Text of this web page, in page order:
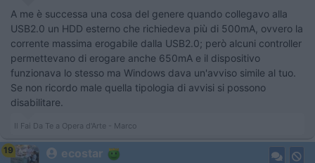
A me è successa una cosa del genere quando collegavo alla
USB2.0 un HDD esterno che richiedeva più di 500mA, ovvero la
corrente massima erogabile dalla USB2.0; però alcuni controller
permettevano di erogare anche 650mA e il dispositivo
funzionava lo stesso ma Windows dava un'avviso simile al tuo.
Se non ricordo male quella tipologia di avvisi si possono
disabilitare.
Il Fai Da Te a Opera d'Arte - Marco
19 ecostar